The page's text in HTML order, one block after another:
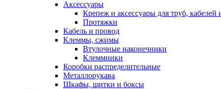
Аксессуары
Крепеж и аксессуары для труб, кабелей
Протяжки
Кабель и провод
Клеммы, сжимы
Втулочные наконечники
Клеммники
Коробки распределительные
Металлорукава
Шкафы, щитки и боксы